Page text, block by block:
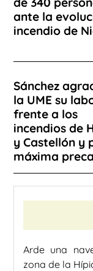
ante la
incendio de
Sánchez
la UME su
frente a los
incendios de
y Castellón y
máxima
Arde una
zona de la